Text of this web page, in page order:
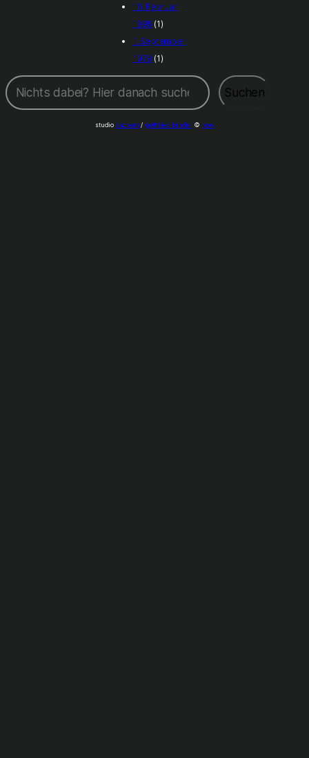
16. Februar
1995 (1)
1. September
1979 (1)
Suchen
Suchen
studio caohom /gottfried binder © now